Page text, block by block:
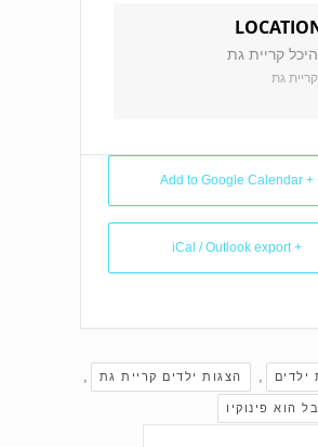
היכל קריית גת
קריית גת
+ Add to Google Calendar
+ iCal / Outlook export
ילדים , הצגות ילדים קריית גת ,
הוא פינוקיו